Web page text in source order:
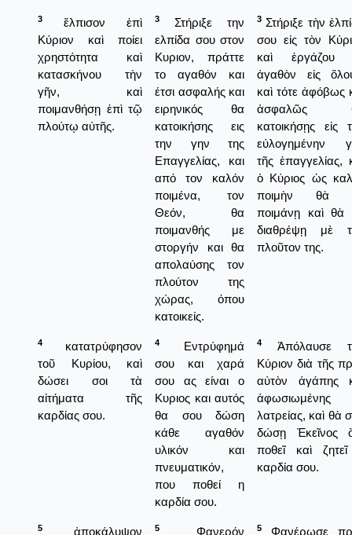
3
ἔλπισον ἐπὶ
Κύριον καὶ ποίει
χρηστότητα καὶ
κατασκήνου τὴν
γῆν, καὶ
ποιμανθήσῃ ἐπὶ τῷ
πλούτῳ αὐτῆς.
3
Στήριξε την
ελπίδα σου στον
Κυριον, πράττε
το αγαθόν και
έτσι ασφαλής και
ειρηνικός θα
κατοικήσης εις
την γην της
Επαγγελίας, και
από τον καλόν
ποιμένα, τον
Θεόν, θα
ποιμανθής με
στοργήν και θα
απολαύσης τον
πλούτον της
χώρας, όπου
κατοικείς.
3 Στήριξε τὴν
σου εἰς τὸν
καὶ ἐργάζου
ἀγαθὸν εἰς
καὶ τότε ἀφόβως
ἀσφαλῶς
κατοικήσῃς εἰς
εὐλογημένην
τῆς ἐπαγγελίας,
ὁ Κύριος ὡς
ποιμὴν θὰ
ποιμάνῃ καὶ θὰ
διαθρέψῃ μὲ
πλοῦτον της.
4
κατατρύφησον
τοῦ Κυρίου, καὶ
δώσει σοι τὰ
αἰτήματα τῆς
καρδίας σου.
4
Εντρύφημά
σου και χαρά
σου ας είναι ο
Κυριος και αυτός
θα σου δώση
κάθε αγαθόν
υλικόν και
πνευματικόν,
που ποθεί η
καρδία σου.
4
Ἀπόλαυσε
Κύριον διὰ τῆς
αὐτὸν ἀγάπης
ἀφωσιωμένης
λατρείας, καὶ θὰ
δώσῃ Ἐκεῖνος
ποθεῖ καὶ
καρδία σου.
5
ἀποκάλυψον
5
Φανερόν
5
Φανέρωσε